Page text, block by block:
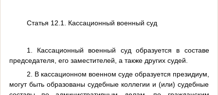
Статья 12.1. Кассационный военный суд
1. Кассационный военный суд образуется в составе
председателя, его заместителей, а также других судей.
2. В кассационном военном суде образуется президиум,
могут быть образованы судебные коллегии и (или) судебные